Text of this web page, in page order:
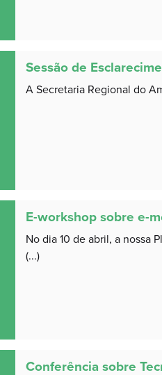
Sessão de
A Secretaria Regional do
E-workshop sobre e-
No dia 10 de abril, a nossa
(...)
Conferência sobre